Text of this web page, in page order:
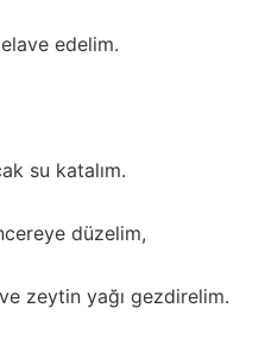
edelim.
su katalım.
düzelim,
zeytin yağı gezdirelim.